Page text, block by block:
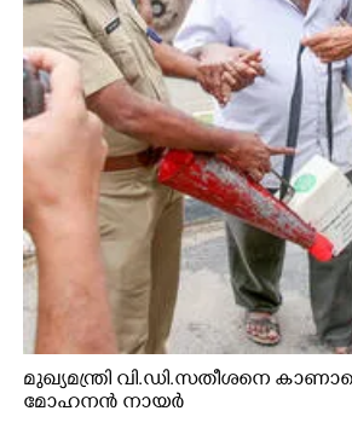
മുഖ്യമന്ത്രി വി.ഡി.സതീശനെ
മോഹനൻ നായർ